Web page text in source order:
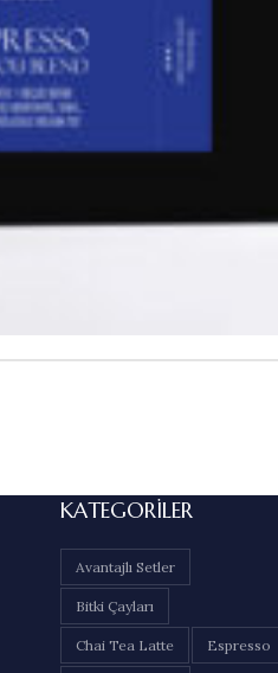
KATEGORILER
Avantajlı Setler
Bitki Çayları
Chai Tea Latte Espresso